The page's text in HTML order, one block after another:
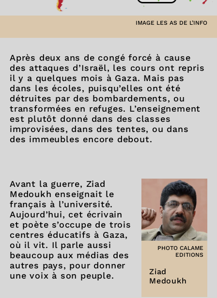
IMAGE LES AS DE L’INFO
Après deux ans de congé forcé à cause
des attaques d’Israël, les cours ont repris
il y a quelques mois à Gaza. Mais pas
dans les écoles, puisqu’elles ont été
détruites par des bombardements, ou
transformées en refuges. L’enseignement
est plutôt donné dans des classes
improvisées, dans des tentes, ou dans
des immeubles encore debout.
PHOTO CALAME
EDITIONS
Ziad
Medoukh
Avant la guerre, Ziad
Medoukh enseignait le
français à l’université.
Aujourd’hui, cet écrivain
et poète s’occupe de trois
centres éducatifs à Gaza,
où il vit. Il parle aussi
beaucoup aux médias des
autres pays, pour donner
une voix à son peuple.